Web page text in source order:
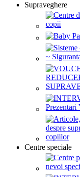
Supraveghere
Centre speciale